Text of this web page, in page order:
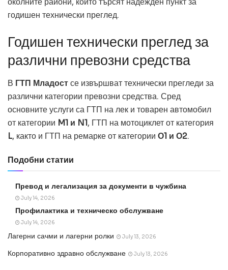
годишен технически преглед.
Годишен технически преглед за
различни превозни средства
В ГТП Младостсе извършват технически прегледи за
различни категории превозни средства. Сред
основните услуги са ГТП на лек и товарен автомобил
от категории M1 и N1, ГТП на мотоциклет от категория
L, както и ГТП на ремарке от категории О1 и О2.
Подобни статии
Превод и легализация за документи в чужбина
July 14, 2026
Профилактика и техническо обслужване
July 14, 2026
Лагерни сачми и лагерни ролки July 13, 2026
Корпоративно здравно обслужване July 13, 2026